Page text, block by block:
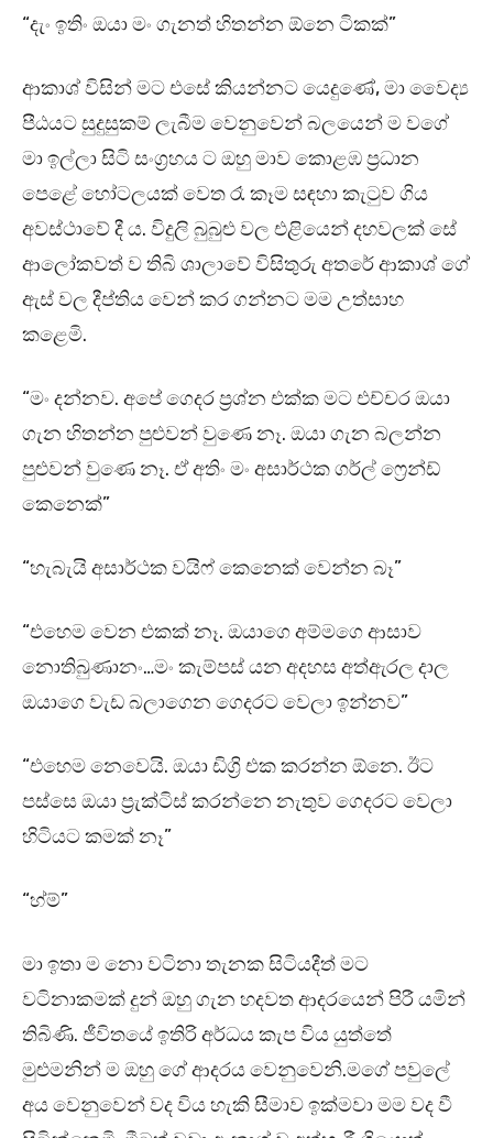
“දැං ඉතිං ඔයා මං ගැනත් හිතන්න ඕනෙ ටිකක්”
ආකාශ් විසින් මට එසේ කියන්නට යෙදුණේ, මා වෛද්‍ය
පීඨයට සුදුසුකම් ලැබීම වෙනුවෙන් බලයෙන් ම වගේ
මා ඉල්ලා සිටි සංග්‍රහය ට ඔහු මාව කොළඹ ප්‍රධාන
පෙළේ හෝටලයක් වෙත රෑ කෑම සඳහා කැටුව ගිය
අවස්ථාවේ දී ය. විදුලි බුබුළු වල එළියෙන් දහවලක් සේ
ආලෝකවත් ව තිබි ශාලාවේ විසිතුරු අතරේ ආකාශ් ගේ
ඇස් වල දීප්තිය වෙන් කර ගන්නට මම උත්සාහ
කළෙමි.
“මං දන්නව. අපේ ගෙදර ප්‍රශ්න එක්ක මට එච්චර ඔයා
ගැන හිතන්න පුළුවන් වුණෙ නෑ. ඔයා ගැන බලන්න
පුළුවන් වුණෙ නෑ. ඒ අතිං මං අසාර්ථක ගර්ල් ෆ්‍රෙන්ඩ්
කෙනෙක්”
“හැබැයි අසාර්ථක වයිෆ් කෙනෙක් වෙන්න බෑ”
“එහෙම වෙන එකක් නෑ. ඔයාගෙ අම්මගෙ ආසාව
නොතිබුණානං…මං කැම්පස් යන අදහස අත්ඇරල දාල
ඔයාගෙ වැඩ බලාගෙන ගෙදරට වෙලා ඉන්නව”
“එහෙම නෙවෙයි. ඔයා ඩිග්‍රි එක කරන්න ඕනෙ. ඊට
පස්සෙ ඔයා ප්‍රැක්ටිස් කරන්නෙ නැතුව ගෙදරට වෙලා
හිටියට කමක් නෑ”
“හ්ම්”
මා ඉතා ම නො වටිනා තැනක සිටියදීත් මට
වටිනාකමක් දුන් ඔහු ගැන හදවත ආදරයෙන් පිරී යමින්
තිබිණි. ජීවිතයේ ඉතිරි අර්ධය කැප විය යුත්තේ
මුළුමනින් ම ඔහු ගේ ආදරය වෙනුවෙනි.මගේ පවුලේ
අය වෙනුවෙන් වද විය හැකි සීමාව ඉක්මවා මම වද වී